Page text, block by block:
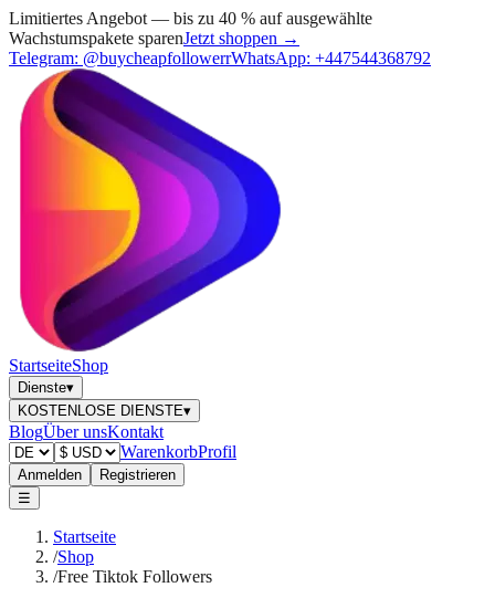
Limitiertes Angebot — bis zu 40 % auf ausgewählte
Wachstumspakete sparenJetzt shoppen →
Telegram: @buycheapfollowerrWhatsApp: +447544368792
StartseiteShop
Dienste▾
KOSTENLOSE DIENSTE▾
BlogÜber unsKontakt
WarenkorbProfil
Anmelden
Registrieren
☰
Startseite
/Shop
/Free Tiktok Followers